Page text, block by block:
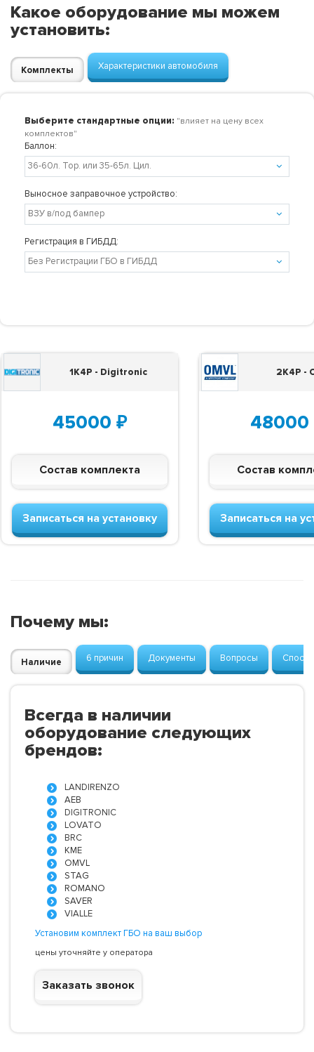
Какое оборудование мы можем
установить:
Комплекты Характеристики автомобиля
Выберите стандартные опции: "влияет на цену всех
комплектов"
Баллон:
Выносное заправочное устройство:
Регистрация в ГИБДД:
1K4P - Digitronic
45000 ₽
Состав комплекта
Записаться на установку
2K4P -
48000
Состав
Записаться на
Почему мы:
Наличие 6 причин Документы Вопросы
Всегда в наличии
оборудование следующих
брендов:
LANDIRENZO
AEB
DIGITRONIC
LOVATO
BRC
KME
OMVL
STAG
ROMANO
SAVER
VIALLE
Установим комплект ГБО на ваш выбор
цены уточняйте у оператора
Заказать звонок